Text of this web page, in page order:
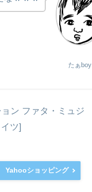
たぁboy
ン ファタ・ミュジ
ツ]
Yahooショッピング